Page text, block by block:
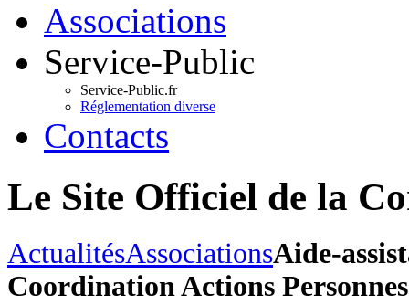
Associations
Service-Public
Service-Public.fr
Réglementation diverse
Contacts
Le Site Officiel de la
ActualitésAssociationsAide-
Coordination Actions Personnes